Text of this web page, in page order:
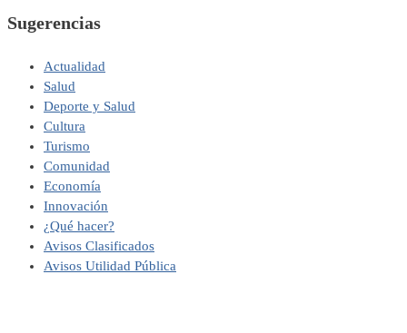
Sugerencias
Actualidad
Salud
Deporte y Salud
Cultura
Turismo
Comunidad
Economía
Innovación
¿Qué hacer?
Avisos Clasificados
Avisos Utilidad Pública